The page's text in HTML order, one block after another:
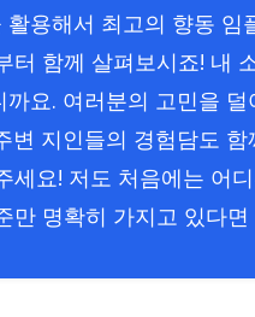
활용해서 최고의 향동
터 함께 살펴보시죠! 내
까요. 여러분의 고민을
변 지인들의 경험담도
세요! 저도 처음에는 어
만 명확히 가지고 있다